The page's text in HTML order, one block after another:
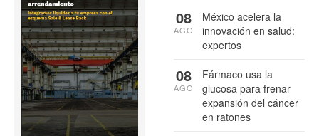
México acelera la
innovación en salud:
expertos
08
AGO
Fármaco usa la
glucosa para frenar
expansión del cáncer
en ratones
08
AGO